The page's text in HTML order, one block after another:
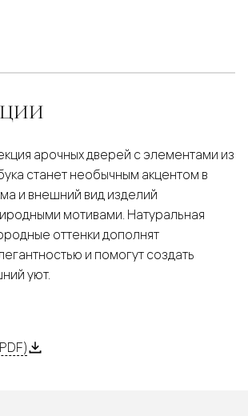
арочных дверей с элементами из
станет необычным акцентом в
и внешний вид изделий
мотивами. Натуральная
оттенки дополнят
и помогут создать
уют.